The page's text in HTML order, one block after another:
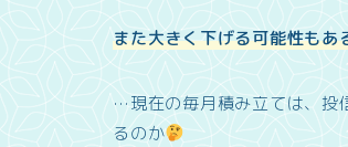
また大きく下げる可能性も
…現在の毎月積み立ては、投
るのか